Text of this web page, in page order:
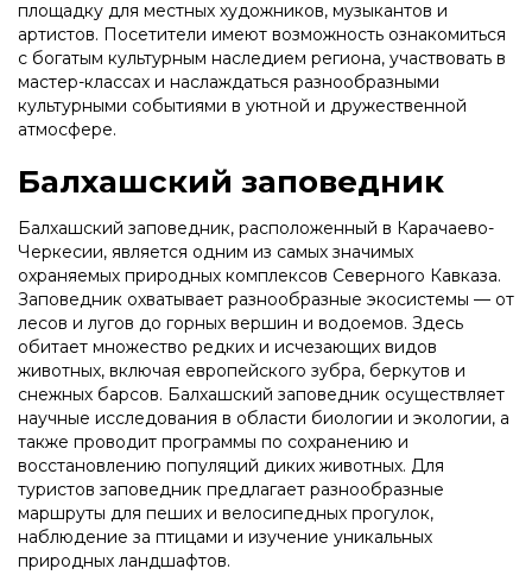
площадку для местных художников, музыкантов и
артистов. Посетители имеют возможность ознакомиться
с богатым культурным наследием региона, участвовать в
мастер-классах и наслаждаться разнообразными
культурными событиями в уютной и дружественной
атмосфере.
Балхашский заповедник
Балхашский заповедник, расположенный в Карачаево-
Черкесии, является одним из самых значимых
охраняемых природных комплексов Северного Кавказа.
Заповедник охватывает разнообразные экосистемы — от
лесов и лугов до горных вершин и водоемов. Здесь
обитает множество редких и исчезающих видов
животных, включая европейского зубра, беркутов и
снежных барсов. Балхашский заповедник осуществляет
научные исследования в области биологии и экологии, а
также проводит программы по сохранению и
восстановлению популяций диких животных. Для
туристов заповедник предлагает разнообразные
маршруты для пеших и велосипедных прогулок,
наблюдение за птицами и изучение уникальных
природных ландшафтов.